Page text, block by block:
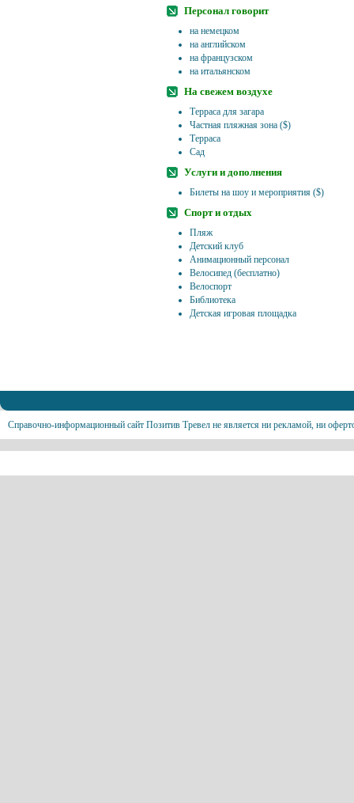
Персонал говорит
на немецком
на английском
на французском
на итальянском
На свежем воздухе
Терраса для загара
Частная пляжная зона ($)
Терраса
Сад
Услуги и дополнения
Билеты на шоу и мероприятия ($)
Спорт и отдых
Пляж
Детский клуб
Анимационный персонал
Велосипед (бесплатно)
Велоспорт
Библиотека
Детская игровая площадка
Справочно-информационный сайт Позитив Тревел не является ни рекламой, ни